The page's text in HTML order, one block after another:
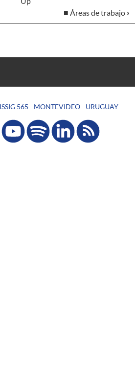
■ Áreas de trabajo ›
565 - MONTEVIDEO - URUGUAY